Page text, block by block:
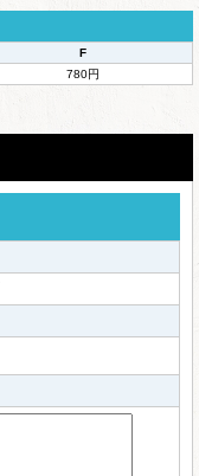
F
780円